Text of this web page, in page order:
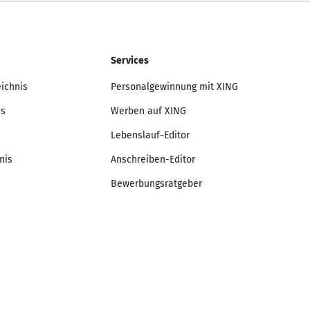
Services
Personalgewinnung mit XING
Werben auf XING
Lebenslauf-Editor
Anschreiben-Editor
Bewerbungsratgeber